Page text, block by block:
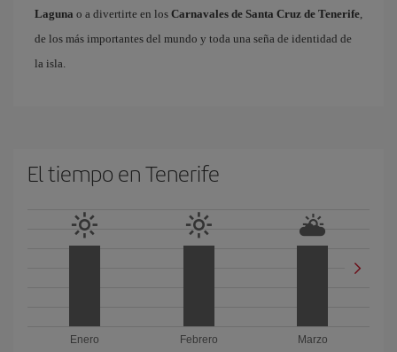
Laguna o a divertirte en los Carnavales de Santa Cruz de Tenerife,
de los más importantes del mundo y toda una seña de identidad de
la isla.
El tiempo en Tenerife
Enero
Febrero
Marzo